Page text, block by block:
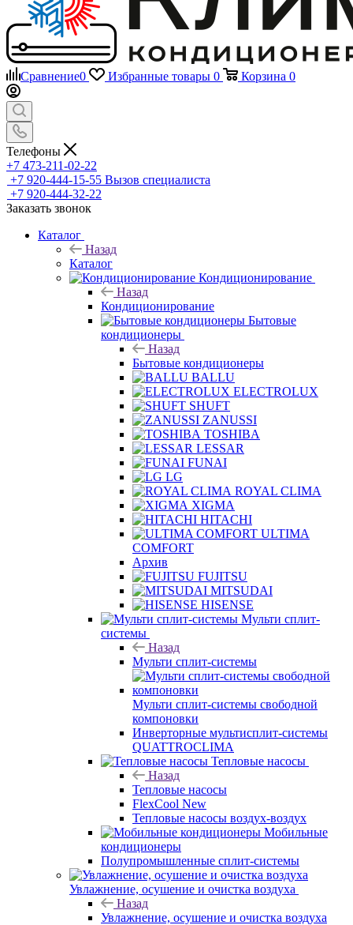
Сравнение0 Избранные товары 0 Корзина 0
Телефоны
+7 473-211-02-22
+7 920-444-15-55 Вызов специалиста
+7 920-444-32-22
Заказать звонок
Каталог
Назад
Каталог
Кондиционирование
Назад
Кондиционирование
Бытовые
кондиционеры
Назад
Бытовые кондиционеры
BALLU
ELECTROLUX
SHUFT
ZANUSSI
TOSHIBA
LESSAR
FUNAI
LG
ROYAL CLIMA
XIGMA
HITACHI
ULTIMA
COMFORT
Архив
FUJITSU
MITSUDAI
HISENSE
Мульти сплит-
системы
Назад
Мульти сплит-системы
Мульти сплит-системы свободной
компоновки
Инверторные мультисплит-системы
QUATTROCLIMA
Тепловые насосы
Назад
Тепловые насосы
FlexCool New
Тепловые насосы воздух-воздух
Мобильные
кондиционеры
Полупромышленные сплит-системы
Увлажнение, осушение и очистка воздуха
Назад
Увлажнение, осушение и очистка воздуха